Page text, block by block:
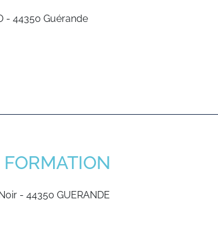
- 44350 Guérande
- 44350 GUERANDE